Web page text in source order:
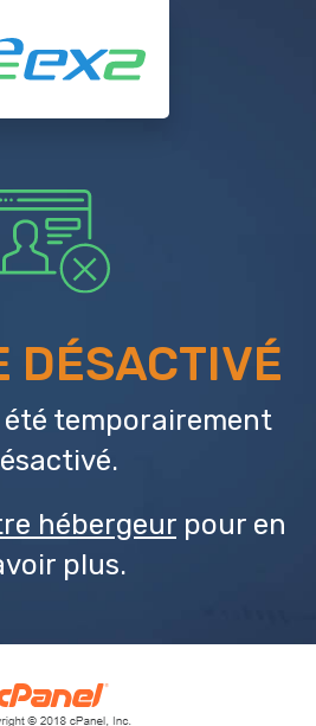
DÉSACTIVÉ
été temporairement
hébergeur pour en
plus.